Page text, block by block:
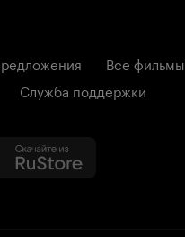
Все фильмы
Служба поддержки